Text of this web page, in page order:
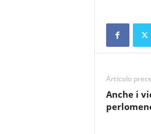
b
o
k
Articolo
Anche i